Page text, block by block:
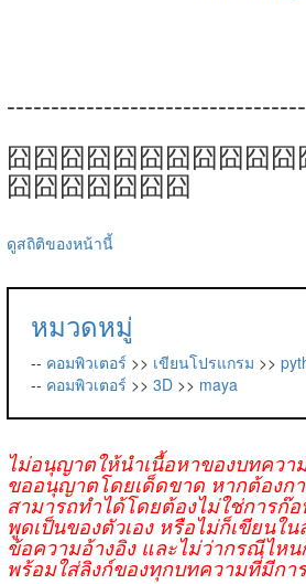
囧囧囧囧囧囧囧囧囧囧
囧囧囧囧囧囧囧
ดูสถิติของหน้านี้
หมวดหมู่
-- คอมพิวเตอร์ >> เขียนโปรแกรม >>
-- คอมพิวเตอร์ >> 3D >> maya
ไม่อนุญาตให้นำเนื้อหาของบทควา
ขออนุญาตโดยเด็ดขาด หากต้องก
สามารถทำได้โดยต้องไม่ใช่การก๊
พูดเป็นของตัวเอง หรือไม่ก็เขียนใ
ข้อความอ้างอิง และไม่ว่ากรณีไห
พร้อมใส่ลิงก์ของทุกบทความที่มีกา